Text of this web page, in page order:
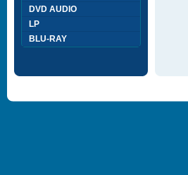
DVD AUDIO
LP
BLU-RAY